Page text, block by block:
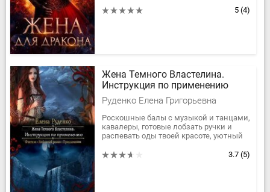
долгожданный...
5 (4)
Жена Темного Властелина.
Инструкция по применению
Руденко Елена Григорьевна
Роскошные балы с музыкой и танцами,
кавалеры, готовые лобзать ручки и
распевать оды твоей красоте, уютный
родственниками. У меня все...
3.7 (5)